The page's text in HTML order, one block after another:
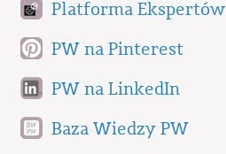
Platforma Ekspertów
PW na Pinterest
PW na LinkedIn
Baza Wiedzy PW